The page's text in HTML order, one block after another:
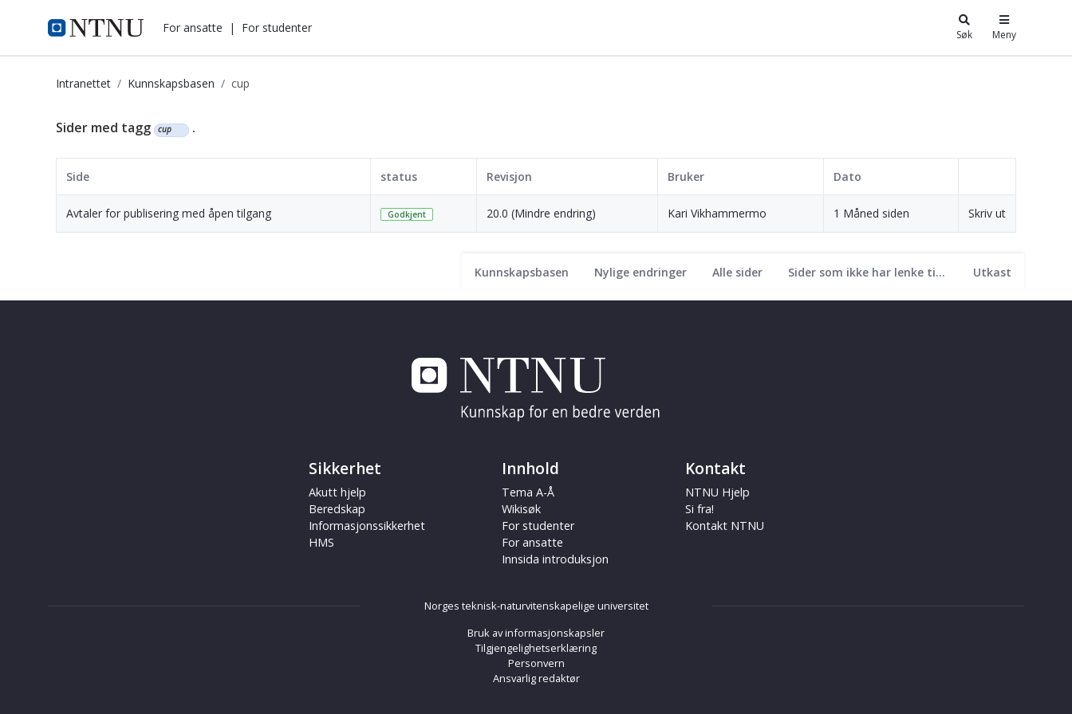
i.ntnu.no For ansatte | For studenter Søk Meny
Intranettet Kunnskapsbasen cup
Kunnskapsbasen
Kunnskapsbasen Nylige endringer Alle sider Sider som ikke har lenke til seg Utkast
Sider med tagg cup .
Side status Revisjon Bruker Dato
Avtaler for publisering med åpen tilgang Godkjent 20.0 (Mindre endring) Kari Vikhammermo 1 Måned siden Skriv ut
Sikkerhet
Akutt hjelp
Beredskap
Informasjonssikkerhet
HMS
Innhold
Tema A-Å
Wikisøk
For studenter
For ansatte
Innsida introduksjon
Kontakt
NTNU Hjelp
Si fra!
Kontakt NTNU
Norges teknisk-naturvitenskapelige universitet
Bruk av informasjonskapsler
Tilgjengelighetserklæring
Personvern
Ansvarlig redaktør